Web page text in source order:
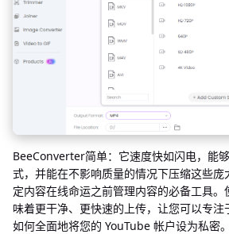
BeeConverter简单：它速度快如闪电，能
式，并能在不影响质量的情况下压缩这些
定内容在线命运之前管理内容的必备工具
味着更干净、更快速的上传，让您可以专注
如何全面地将您的 YouTube 帐户设为私密。